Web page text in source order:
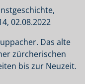
02.08.2022
Das alte
zürcherischen
bis zur Neuzeit.